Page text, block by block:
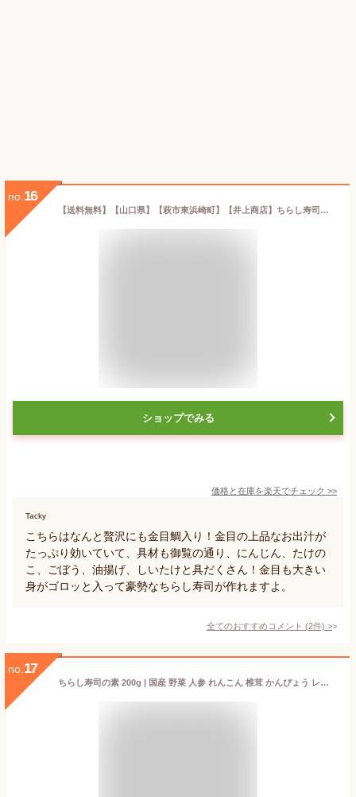
no. 16
【送料無料】【山口県】【萩市東浜崎町】【井上商店】ちらし寿司の素(金目鯛)2〜3人前【メール便】
ショップでみる
価格と在庫を楽天でチェック >>
Tacky
こちらはなんと贅沢にも金目鯛入り！金目の上品なお出汁が
たっぷり効いていて、具材も御覧の通り、にんじん、たけの
こ、ごぼう、油揚げ、しいたけと具だくさん！金目も大きい
身がゴロッと入って豪勢なちらし寿司が作れますよ。
全てのおすすめコメント (2件) >
no. 17
ちらし寿司の素 200g | 国産 野菜 人参 れんこん 椎茸 かんぴょう レトルト 混ぜるだけ 2合 手軽 お宮参り 七五三